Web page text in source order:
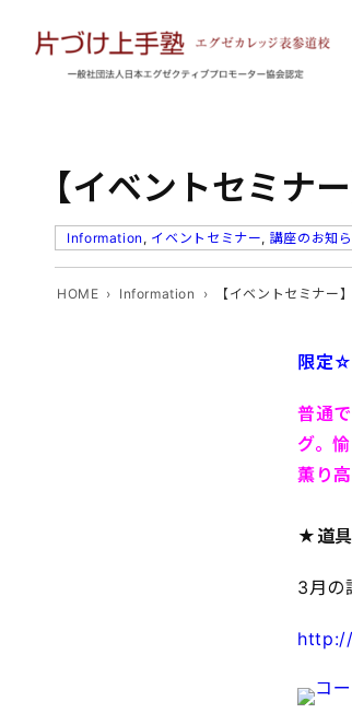
【イベントセミナ
Information , イベントセミナー, 講座のお知
HOME Information 【イベントセミナー
限定☆
普通
グ。
薫り
★道具
3月の